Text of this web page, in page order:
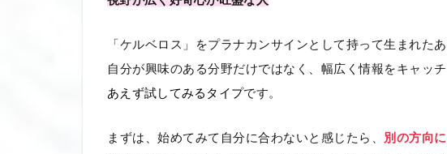
「ケルベロス」をプラナカンサインとして持って生まれたあ
自分が興味のある分野だけではなく、幅広く情報をキャッ
あえず試してみるタイプです。
まずは、始めてみて自分に合わないと感じたら、 別の方向